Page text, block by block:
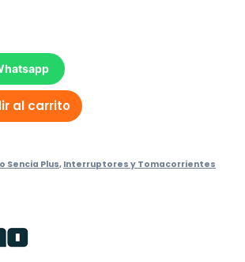
al carrito
Sencia Plus, Interruptores y Tomacorrientes